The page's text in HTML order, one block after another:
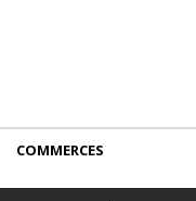
COMMERCES